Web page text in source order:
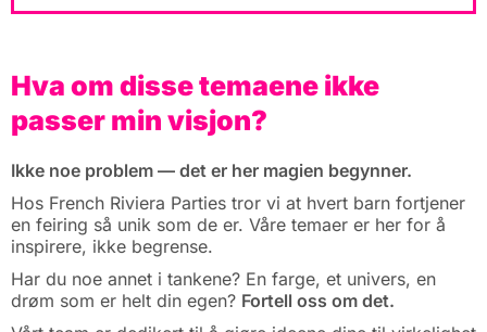
Hva om disse temaene ikke
passer min visjon?
Ikke noe problem — det er her magien begynner.
Hos French Riviera Parties tror vi at hvert barn fortjener
en feiring så unik som de er. Våre temaer er her for å
inspirere, ikke begrense.
Har du noe annet i tankene? En farge, et univers, en
drøm som er helt din egen? Fortell oss om det.